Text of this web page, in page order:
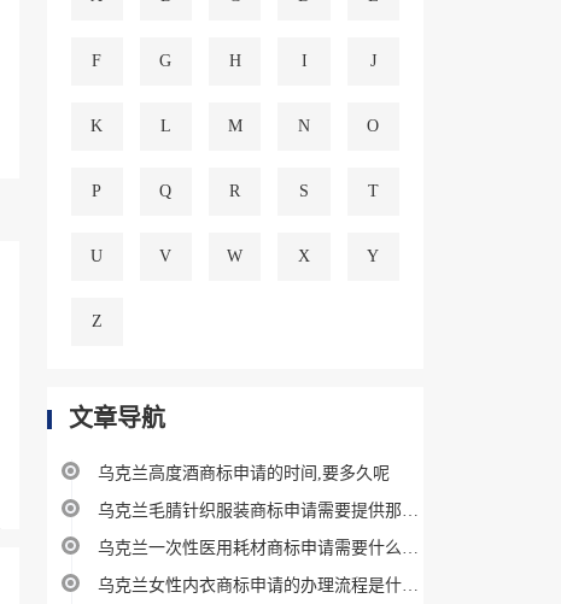
F G H I J
K L M N O
P Q R S T
U V W X Y
Z
文章导航
乌克兰高度酒商标申请的时间,要多久呢
乌克兰毛腈针织服装商标申请需要提供那些资料、材料
乌克兰一次性医用耗材商标申请需要什么材料攻略
乌克兰女性内衣商标申请的办理流程是什么呢